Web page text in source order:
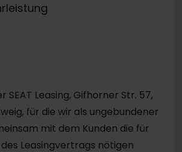
SEAT Leasing, Gifhorner Str. 57,
für die wir als ungebundener
mit dem Kunden die für
Leasingvertrags nötigen